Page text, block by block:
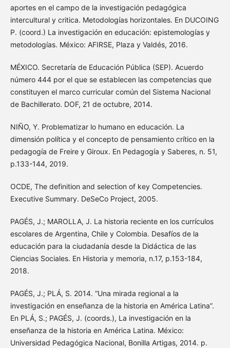
aportes en el campo de la investigación pedagógica
intercultural y critica. Metodologías horizontales. En DUCOING
P. (coord.) La investigación en educación: epistemologías y
metodologías. México: AFIRSE, Plaza y Valdés, 2016.
MÉXICO. Secretaría de Educación Pública (SEP). Acuerdo
número 444 por el que se establecen las competencias que
constituyen el marco curricular común del Sistema Nacional
de Bachillerato. DOF, 21 de octubre, 2014.
NIÑO, Y. Problematizar lo humano en educación. La
dimensión política y el concepto de pensamiento crítico en la
pedagogía de Freire y Giroux. En Pedagogía y Saberes, n. 51,
p.133-144, 2019.
OCDE, The definition and selection of key Competencies.
Executive Summary. DeSeCo Project, 2005.
PAGÉS, J.; MAROLLA, J. La historia reciente en los currículos
escolares de Argentina, Chile y Colombia. Desafíos de la
educación para la ciudadanía desde la Didáctica de las
Ciencias Sociales. En Historia y memoria, n.17, p.153-184,
2018.
PAGÉS, J.; PLÁ, S. 2014. “Una mirada regional a la
investigación en enseñanza de la historia en América Latina”.
En PLÁ, S.; PAGÉS, J. (coords.), La investigación en la
enseñanza de la historia en América Latina. México:
Universidad Pedagógica Nacional, Bonilla Artigas, 2014. p.